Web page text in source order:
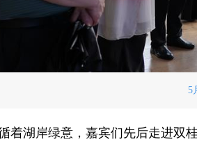
5
着湖岸绿意，嘉宾们先后走进双